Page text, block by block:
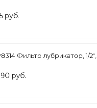
руб.
Фильтр лубрикатор, 1/
руб.